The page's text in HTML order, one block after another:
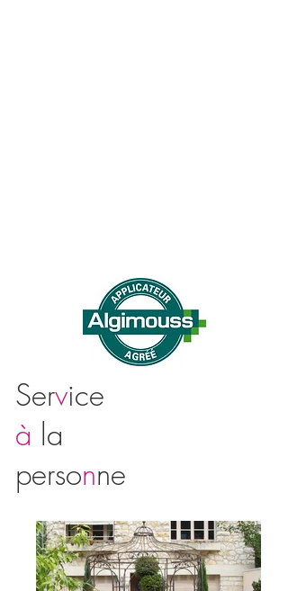
Service
à la
personne